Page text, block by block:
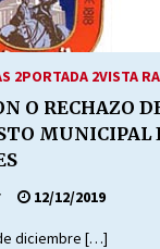
2PORTADA 2VISTA
O RECHAZO
MUNICIPAL
12/12/2019
diciembre […]